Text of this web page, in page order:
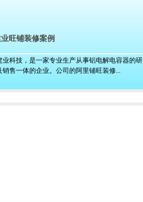
旺铺装修案例
业科技，是一家专业生产从事铝电解电容器的研
销售一体的企业。公司的阿里铺旺装修...